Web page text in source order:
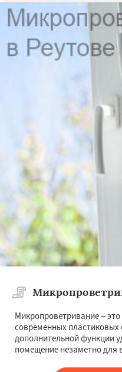
Микропроветривание –
современных пластиковых
дополнительной функции
помещение незаметно для